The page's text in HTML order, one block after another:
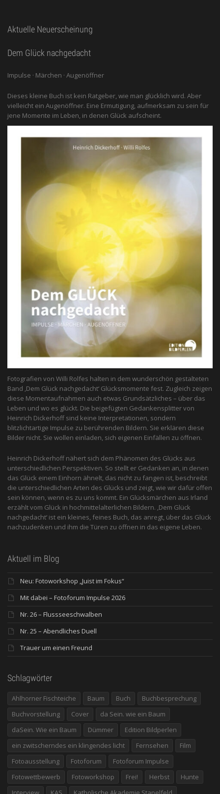
Aktuelle Neuerscheinung
Dem Glück nachgedacht
Impulse · Märchen · Augenöffner
Dieses kleine Buch ist kein Ratgeber, wie man glücklich wird. Aber
vielleicht ein Augenöffner. Eine Ermutigung, aufmerksam zu sein für
jene Momente im Leben, in denen Glück aufscheint.
Fotografien von Willi Rolfes halten in dem wunderschön gestalteten
Band ‚Dem Glück nachgedacht‘ Glücksmomente fest. Zugleich zeigen
diese Momentaufnahmen auch etwas Grundsätzliches – über das
Leben und wo es glückt. Die beigefügten Gedankensplitter von
Heinrich Dickerhoff sind keine Interpretationen, sondern
blitzlichtartige Impulse zu berührenden Bildern. Sie erklären diese
Bilder nicht. Sie wollen einladen, sich eigenen Einfällen zu öffnen.
Heinrich Dickerhoff nähert sich dem Phänomen des Glücks aus
unterschiedlichen Perspektiven. So stellt er Gedanken an, in denen
das Glück einem Einhorn ähnelt, das nicht zu fangen ist, beschreibt
die unterschiedlichen Arten des Glücks und zeigt, wie wir dafür offen
sein können, wenn es zu uns kommt. Ein Glücksmärchen aus Irland
erzählt vom Glück in hochmittelalterlichen Bildern. ‚Dem Glück
nachgedacht‘ ist ein kleines, feines Buch, das anregt, über das Glück
nachzudenken und ihm die Türen zu öffnen in das eigene Leben.
Aktuell im Blog
Neu: Fotoworkshop „Juist im Fokus“
Mit dabei – Fotoforum Impulse 2026
Nr. 26 – Flussseeschwalben
Nr. 25 – Abendliches Duell
Trauer um einen Freund
Schlagwörter
Ahlhorner Fischteiche Baum Buch
Buchbesprechung
Buchvorstellung
Cover
da Sein. wie ein Baum
daSein. Wie ein Baum
Dümmer
Edition Bildperlen
ein zwitscherndes ein klingendes licht
Fernsehen
Film
Fotoausstellung
Fotoforum
Fotoforum Impulse
Fotowettbewerb
Fotoworkshop Frei! Herbst
Hunte